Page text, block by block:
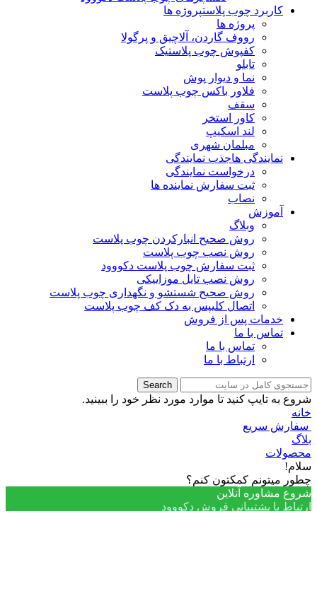
کاربرد چوب پلاستپروژه ها
پروژه ها
رووف گاردن، آلاچیق و پرگولا
کفپوش چوب پلاستیک
تابلو
نما و دیوار پوش
فلاور باکس چوب پلاست
سقف
کاور استخر
لند اسکیپ
مبلمان شهری
نمایندگی هاجذب نمایندگی
درخواست نمایندگی
ثبت سفارش نماینده ها
نصاب
آموزش
وبلاگ
روش صحیح انبارکردن چوب پلاست
روش نصب چوب پلاست
ثبت سفارش چوب پلاست دکووود
روش نصب تایل موزاییکی
روش صحیح شستشو و نگهداری چوب پلاست
اتصال کلیپس به دک کف چوب پلاست
خدمات پس از فروش
تماس با ما
تماس با ما
ارتباط با ما
Search
شروع به تایپ کنید تا موارد مورد نظر خود را ببینید.
خانه
سفارش سریع
بلاگ
محصولات
سلام!
چطور میتونم کمکتون کنم؟
شروع مشاوره آنلاین
ارتباط با پشتیبانی فروش دکووود